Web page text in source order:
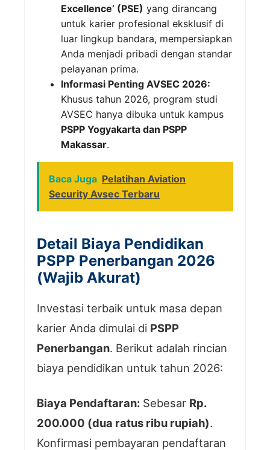
Excellence’ (PSE) yang dirancang
untuk karier profesional eksklusif di
luar lingkup bandara, mempersiapkan
Anda menjadi pribadi dengan standar
pelayanan prima.
Informasi Penting AVSEC 2026:
Khusus tahun 2026, program studi
AVSEC hanya dibuka untuk kampus
PSPP Yogyakarta dan PSPP
Makassar.
Baca Juga Pelatihan Aviation
Security Avsec Terbaru
Detail Biaya Pendidikan
PSPP Penerbangan 2026
(Wajib Akurat)
Investasi terbaik untuk masa depan
karier Anda dimulai di PSPP
Penerbangan. Berikut adalah rincian
biaya pendidikan untuk tahun 2026:
Biaya Pendaftaran: Sebesar Rp.
200.000 (dua ratus ribu rupiah).
Konfirmasi pembayaran pendaftaran